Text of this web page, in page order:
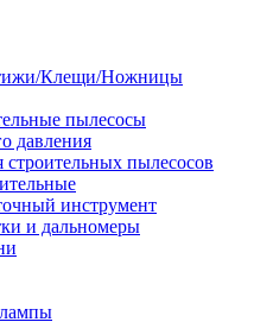
Клещи/Ножницы
пылесосы
давления
строительных пылесосов
инструмент
и дальномеры